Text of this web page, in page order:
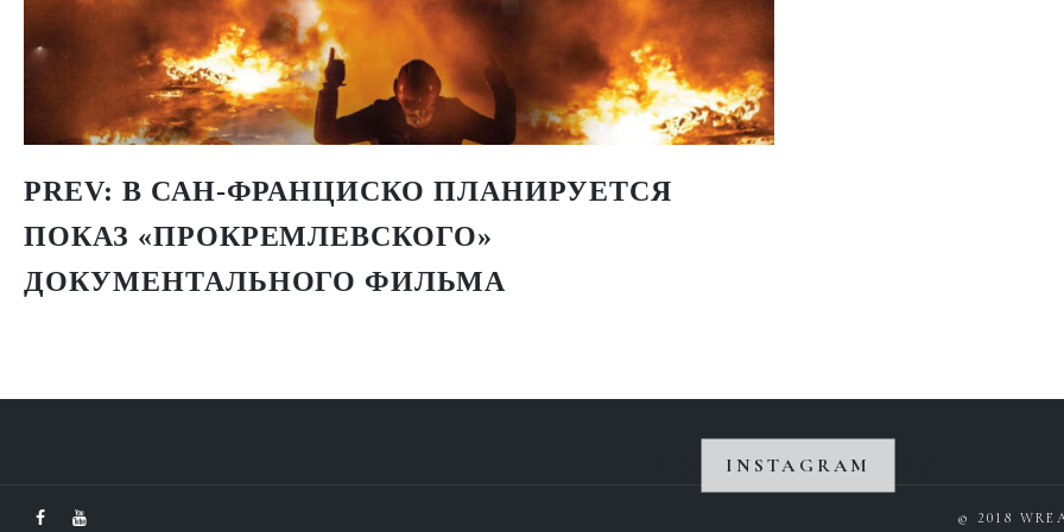
PREV: В САН-ФРАНЦИСКО ПЛАНИРУЕТСЯ
ПОКАЗ «ПРОКРЕМЛЕВСКОГО»
ДОКУМЕНТАЛЬНОГО ФИЛЬМА
INSTAGRAM
Instagram не вернул 200.
© 2018